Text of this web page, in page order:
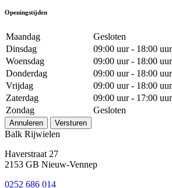
Openingstijden
Maandag
Gesloten
Dinsdag
09:00 uur - 18:00 uur
Woensdag
09:00 uur - 18:00 uur
Donderdag
09:00 uur - 18:00 uur
Vrijdag
09:00 uur - 18:00 uur
Zaterdag
09:00 uur - 17:00 uur
Zondag
Gesloten
Annuleren Versturen
Balk Rijwielen
Haverstraat 27
2153 GB Nieuw-Vennep
0252 686 014